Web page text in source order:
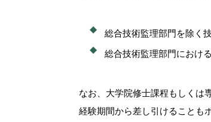
総合技術監理部門を除く
総合技術監理部門におけ
なお、大学院修士課程もしくは
経験期間から差し引けることも